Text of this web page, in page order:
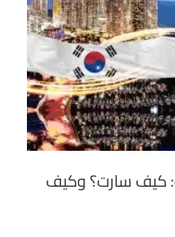
كيف سارت؟ وكيف